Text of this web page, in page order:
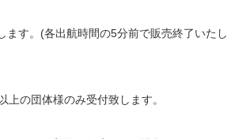
ます。(各出航時間の5分前で販売終了いたし
上の団体様のみ受付致します。